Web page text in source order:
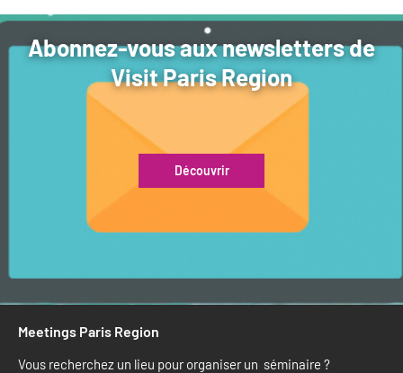
Abonnez-vous aux newsletters de
Visit Paris Region
Découvrir
Meetings Paris Region
Vous recherchez un lieu pour organiser un séminaire ?